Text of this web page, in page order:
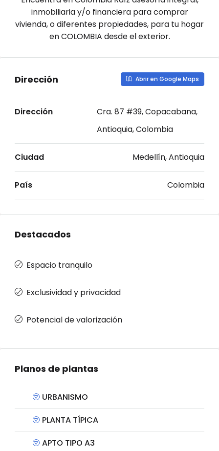
inmobiliaria y/o financiera para comprar
vivienda, o diferentes propiedades, para tu hogar
en COLOMBIA desde el exterior.
Dirección Abrir en Google Maps
Dirección
Cra. 87 #39, Copacabana,
Antioquia, Colombia
Ciudad Medellín, Antioquia
País Colombia
Destacados
Espacio tranquilo
Exclusividad y privacidad
Potencial de valorización
Planos de plantas
URBANISMO
PLANTA TÍPICA
APTO TIPO A3